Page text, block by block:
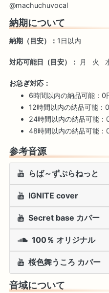
@machuchuvocal
納期について
納期（目安）： 1日以内
対応可能日（目安）： 月 火
お急ぎ対応：
6時間以内の納品可能：0
12時間以内の納品可能：
24時間以内の納品可能：
48時間以内の納品可能：
参考音源
らば～ずぷらねっと
IGNITE cover
Secret base カバー
100％ オリジナル
桜色舞うころ カバー
音域について